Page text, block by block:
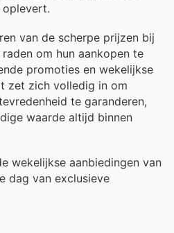
oplevert.
van de scherpe prijzen bij
om hun aankopen te
promoties en wekelijkse
zet zich volledig in om
te garanderen,
waarde altijd binnen
wekelijkse aanbiedingen van
dag van exclusieve